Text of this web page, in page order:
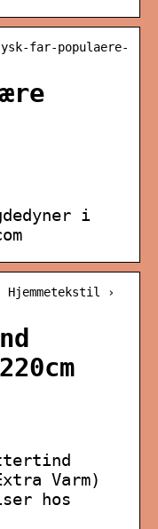
far-populaere-
i
›
Varm)
hos